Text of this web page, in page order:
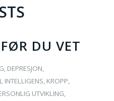
DU VET
, DEPRESJON,
INTELLIGENS, KROPP,
UTVIKLING,